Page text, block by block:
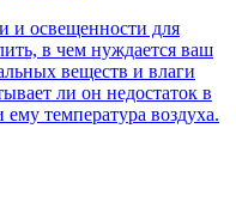
и освещенности для
в чем нуждается ваш
веществ и влаги
ли он недостаток в
температура воздуха.